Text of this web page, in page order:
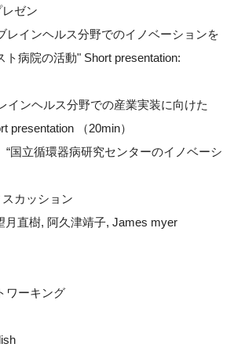
レゼン
レインヘルス分野でのイノベーションを
ト病院の活動" Short presentation:
インヘルス分野での産業実装に向けた
presentation （20min）
立循環器病研究センターのイノベーシ
スカッション
月直樹, 阿久津靖子, James myer
ワーキング